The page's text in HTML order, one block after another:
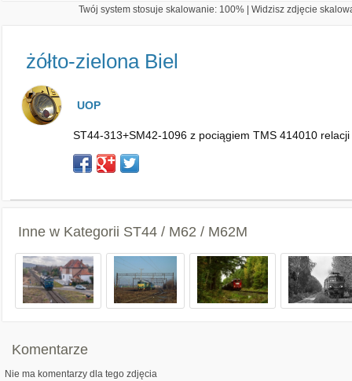
Twój system stosuje skalowanie: 100% | Widzisz zdjęcie
żółto-zielona Biel
UOP
ST44-313+SM42-1096 z pociągiem TMS 414010
Inne w Kategorii ST44 / M62 / M62M
Komentarze
Nie ma komentarzy dla tego zdjęcia